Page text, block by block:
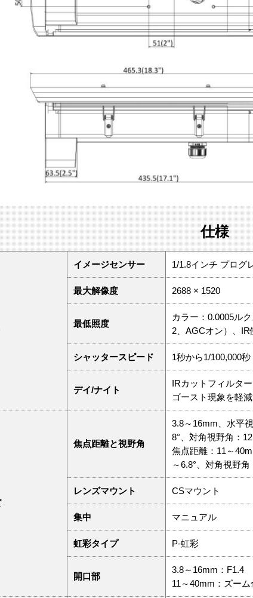
仕様
イメージセンサー 1/1.8インチ プログ
最大解像度 2688 × 1520
最低照度
カラー：0.0005ル
2、AGCオン）、IR
シャッタースピード 1秒から1/100,000秒
デイ/ナイト
IRカットフィルター
ゴースト現象を軽
焦点距離と視野角
3.8～16mm、水平
8°、対角視野角：
焦点距離：11～
～6.8°、対角視野角
レンズマウント CSマウント
集中 マニュアル
虹彩タイプ P-虹彩
開口部
3.8～16mm：F1.4
11～40mm：ズー